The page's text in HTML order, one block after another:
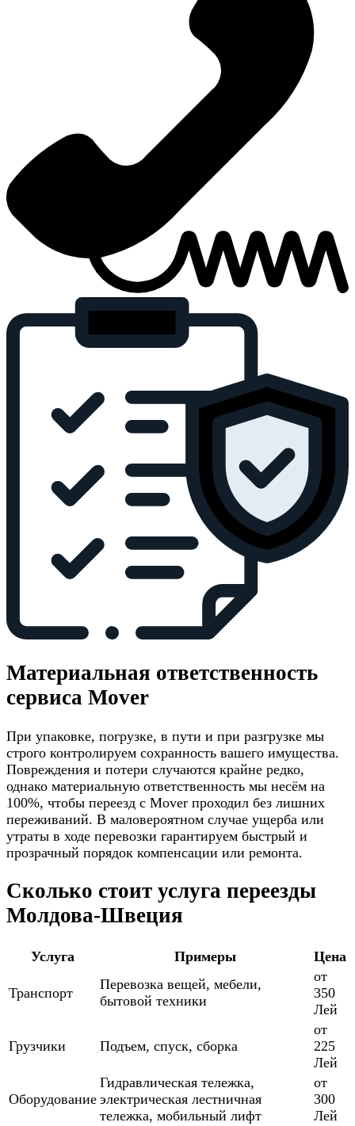
Материальная ответственность
сервиса Mover
При упаковке, погрузке, в пути и при разгрузке мы
строго контролируем сохранность вашего имущества.
Повреждения и потери случаются крайне редко,
однако материальную ответственность мы несём на
100%, чтобы переезд с Mover проходил без лишних
переживаний. В маловероятном случае ущерба или
утраты в ходе перевозки гарантируем быстрый и
прозрачный порядок компенсации или ремонта.
Сколько стоит услуга переезды
Молдова-Швеция
Услуга Примеры Цена
Транспорт
Перевозка вещей, мебели,
бытовой техники
от
350
Лей
Грузчики Подъем, спуск, сборка
от
225
Лей
Оборудование
Гидравлическая тележка,
электрическая лестничная
тележка, мобильный лифт
от
300
Лей